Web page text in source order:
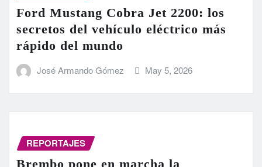
Ford Mustang Cobra Jet 2200: los
secretos del vehículo eléctrico más
rápido del mundo
José Armando Gómez May 5, 2026
REPORTAJES
Brembo pone en marcha la